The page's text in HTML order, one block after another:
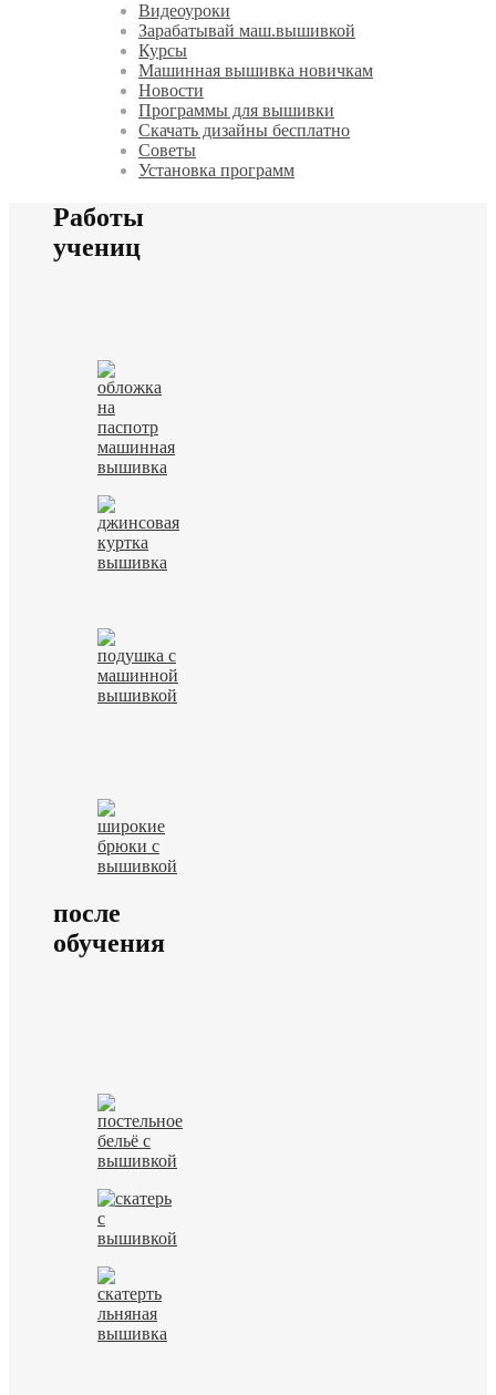
Видеоуроки
Зарабатывай маш.вышивкой
Курсы
Машинная вышивка новичкам
Новости
Программы для вышивки
Скачать дизайны бесплатно
Советы
Установка программ
Работы
учениц
после
обучения